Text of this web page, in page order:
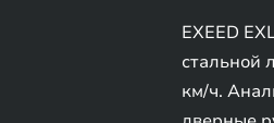
EXEED
стальной
км/ч.